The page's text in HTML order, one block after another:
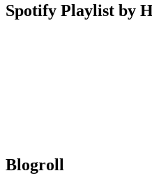
Spotify Playlist by
Blogroll